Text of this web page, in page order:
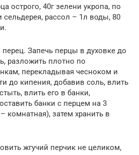
острого, 40г зелени укропа, по
сельдерея, рассол – 1л воды, 80
Запечь перцы в духовке до
разложить плотно по
перекладывая чесноком и
до кипения, добавив соль, влить
влить его в банки,
банки с перцем на 3
комнатная), затем хранить в
жгучий перчик не целиком,